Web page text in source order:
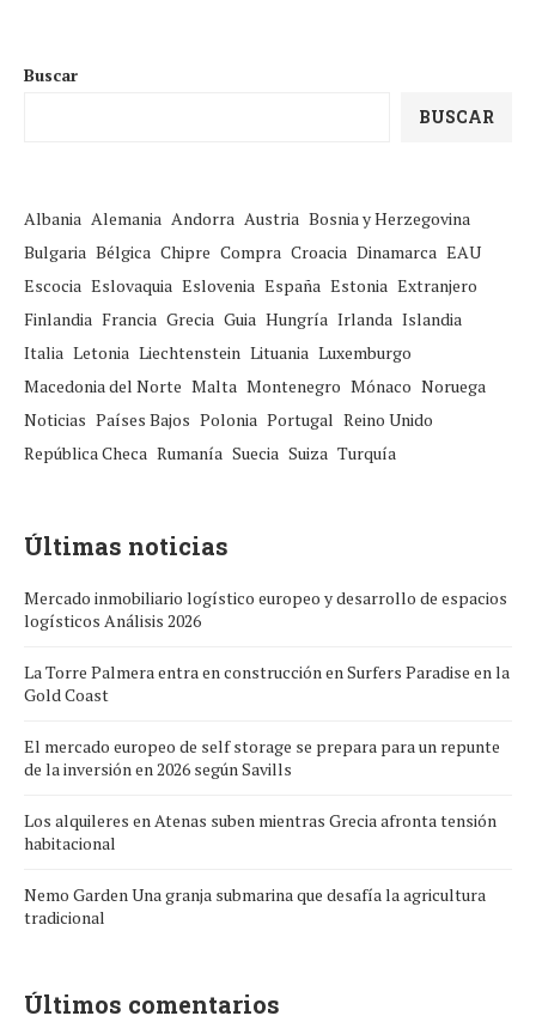
Buscar
BUSCAR
Albania Alemania Andorra Austria Bosnia y Herzegovina
Bulgaria Bélgica Chipre Compra Croacia Dinamarca EAU
Escocia Eslovaquia Eslovenia España Estonia Extranjero
Finlandia Francia Grecia Guia Hungría Irlanda Islandia
Italia Letonia Liechtenstein Lituania Luxemburgo
Macedonia del Norte Malta Montenegro Mónaco Noruega
Noticias Países Bajos Polonia Portugal Reino Unido
República Checa Rumanía Suecia Suiza Turquía
Últimas noticias
Mercado inmobiliario logístico europeo y desarrollo de espacios
logísticos Análisis 2026
La Torre Palmera entra en construcción en Surfers Paradise en la
Gold Coast
El mercado europeo de self storage se prepara para un repunte
de la inversión en 2026 según Savills
Los alquileres en Atenas suben mientras Grecia afronta tensión
habitacional
Nemo Garden Una granja submarina que desafía la agricultura
tradicional
Últimos comentarios